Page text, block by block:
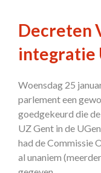
Decreten
integratie
Woensdag 25
parlement een
goedgekeurd die
UZ Gent in de
had de Commissie
al unaniem